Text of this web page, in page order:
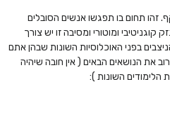
זהו תחום בו תפגשו אנשים הסובלים
ומוטורי ומסיבה זו יש צורך
בפני האוכלוסיות השונות שבהן אתם
את הנושאים הבאים ( אין חובה שיהיה
הלימודים השונות ):